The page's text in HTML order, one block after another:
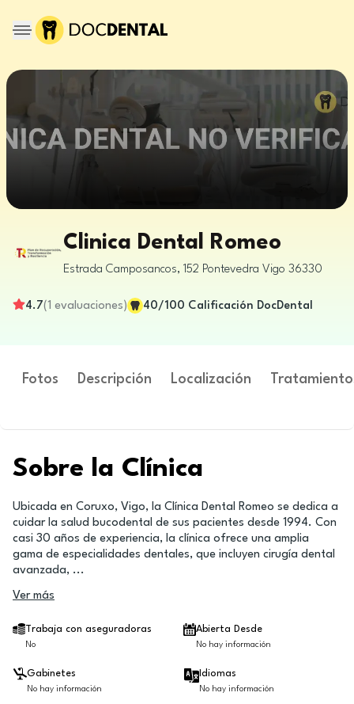
Clinica Dental Romeo
Estrada Camposancos, 152 Pontevedra Vigo 36330
4.7(1 evaluaciones) 40/100 Calificación DocDental
Fotos Descripción Localización
Sobre la Clínica
Ubicada en Coruxo, Vigo, la Clínica Dental Romeo se dedica a
cuidar la salud bucodental de sus pacientes desde 1994. Con
casi 30 años de experiencia, la clínica ofrece una amplia
gama de especialidades dentales, que incluyen cirugía dental
avanzada, ...
Ver más
Trabaja con aseguradoras
No
Abierta Desde
No hay información
Gabinetes
No hay información
Idiomas
No hay información